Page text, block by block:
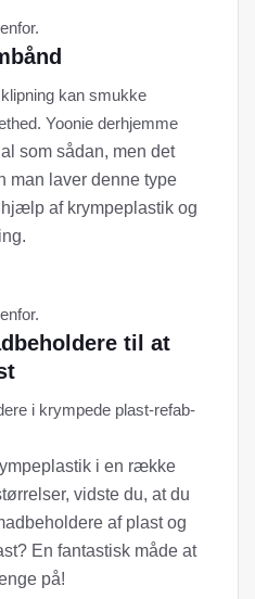
kan smukke
Yoonie derhjemme
som sådan, men det
man laver denne type
af krympeplastik og
til at
i krympede plast-refab-
i en række
vidste du, at du
af plast og
En fantastisk måde at
på!